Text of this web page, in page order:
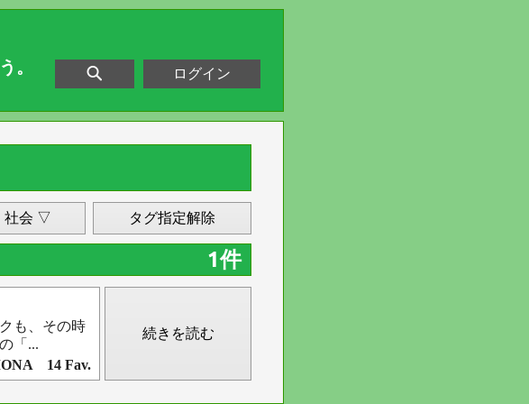
。 ログイン
社会 ▽ タグ指定解除
1件
も、その時
「...
14 Fav.
続きを読む